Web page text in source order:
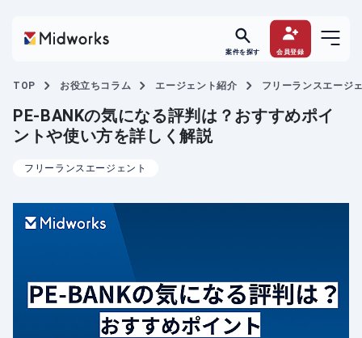
案件を探す 会員登録
TOP お役立ちコラム エージェント紹介 フリーランスエージ
PE-BANKの気になる評判は？おすすめポイ
ントや使い方を詳しく解説
フリーランスエージェント